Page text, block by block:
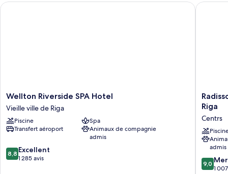
Chambre
Wellton
Riverside
SPA
Hotel
Vieille
de
Riga
Wellton Riverside SPA Hotel
Vieille ville de Riga
Piscine
Spa
Transfert aéroport
Animaux de compagnie
admis
8.8
sur
8,8 Excellent
1 285 avis
Wellton Riverside SPA Hotel
Blu
Latvija
&
Spa
Hotel,
Riga
Centrs
Riga
Centrs
admis
9.0
sur
9,0
1